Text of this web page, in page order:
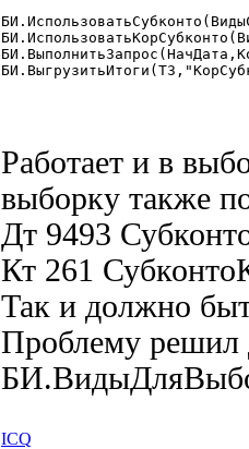
Работает и в
выборку также
Дт 9493
Кт 261
Так и должно
Проблему решил
ICQ